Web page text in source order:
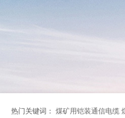
热门关键词： 煤矿用铠装通信电缆 煤矿用信号电缆 煤矿用通信电缆 矿用阻燃通信电缆 矿用监